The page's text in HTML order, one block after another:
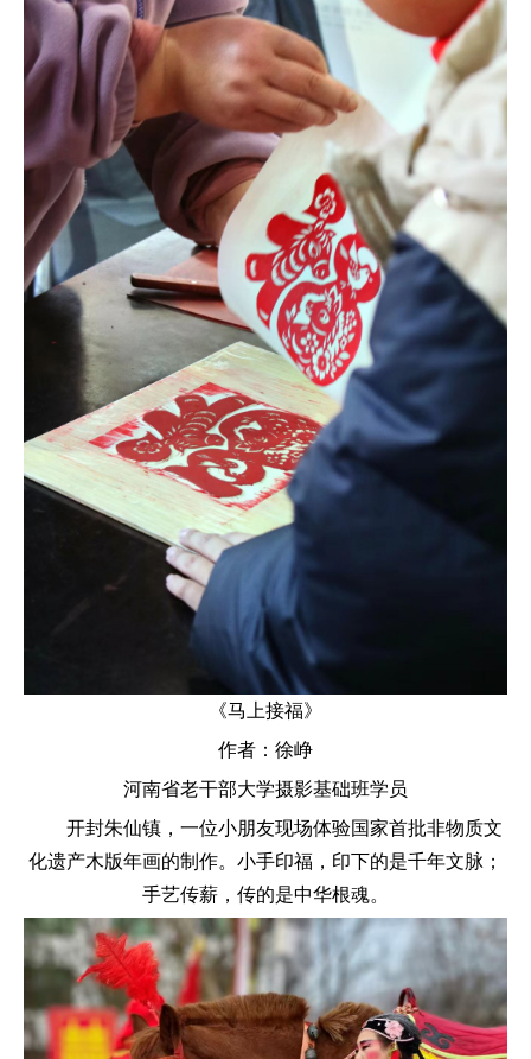
《马上接福》
作者：徐峥
河南省老干部大学摄影基础班学员
开封朱仙镇，一位小朋友现场体验国家首批非物质文
化遗产木版年画的制作。小手印福，印下的是千年文脉；
手艺传薪，传的是中华根魂。